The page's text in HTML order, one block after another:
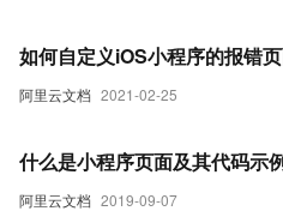
阿里云文档 2021-02-25
如何自定义iOS小程序的报错
阿里云文档 2019-09-07
什么是小程序页面及其代码示